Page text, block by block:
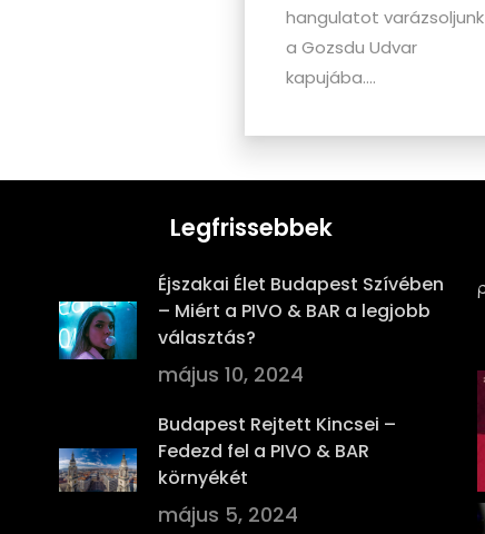
hangulatot varázsoljunk
a Gozsdu Udvar
kapujába....
Legfrissebbek
Éjszakai Élet Budapest Szívében
– Miért a PIVO & BAR a legjobb
választás?
május 10, 2024
Budapest Rejtett Kincsei –
Fedezd fel a PIVO & BAR
környékét
május 5, 2024